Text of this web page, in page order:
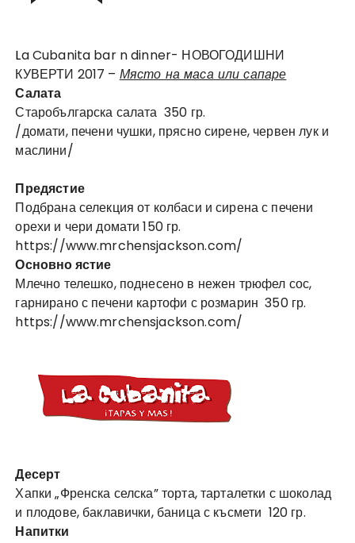
La Cubanita bar n dinner- НОВОГОДИШНИ
КУВЕРТИ 2017 – Място на маса или сапаре
Салата
Старобългарска салата 350 гр.
/домати, печени чушки, прясно сирене, червен лук и
маслини/
Предястие
Подбрана селекция от колбаси и сирена с печени
орехи и чери домати 150 гр.
https://www.mrchensjackson.com/
Основно ястие
Млечно телешко, поднесено в нежен трюфел сос,
гарнирано с печени картофи с розмарин 350 гр.
https://www.mrchensjackson.com/
Десерт
Хапки „Френска селска” торта, тарталетки с шоколад
и плодове, баклавички, баница с късмети 120 гр.
Напитки